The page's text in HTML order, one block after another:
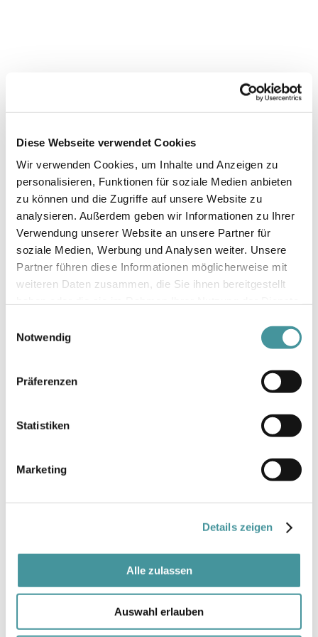
Diese Webseite verwendet Cookies
Wir verwenden Cookies, um Inhalte und Anzeigen zu
personalisieren, Funktionen für soziale Medien anbieten
zu können und die Zugriffe auf unsere Website zu
analysieren. Außerdem geben wir Informationen zu Ihrer
Verwendung unserer Website an unsere Partner für
soziale Medien, Werbung und Analysen weiter. Unsere
Partner führen diese Informationen möglicherweise mit
weiteren Daten zusammen, die Sie ihnen bereitgestellt
Notwendig
Präferenzen
Statistiken
Marketing
Details zeigen
Alle zulassen
Auswahl erlauben
MAI 2024
25 years –
celebrating solid
grounds
Wir sind stolz auf unseren bisherigen Erfolg.
kommenden Jahren weiter zu stärken und für
konkreten Mehrwert zu schaffen. Wir sind mit
der umgesetzten Fokussierung auf die beiden
Management» zukunfts­orientiert ausgerichtet
kommenden Jahre. Nach einer transformativen
Phase fokussieren wir uns nun noch mehr auf
die volle Ausschöpfung des Potenzials in
unserem eigenen Portfolio sowie im Asset
Management Bereich und können dabei auf
dem soliden Fundament der vergangenen